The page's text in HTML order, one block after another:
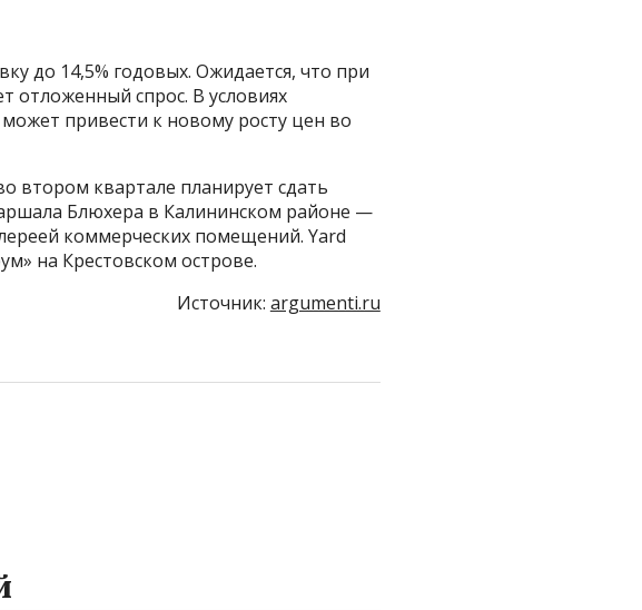
до 14,5% годовых. Ожидается, что при
спрос. В условиях
привести к новому росту цен во
втором квартале планирует сдать
Блюхера в Калининском районе —
коммерческих помещений. Yard
на Крестовском острове.
Источник: argumenti.ru